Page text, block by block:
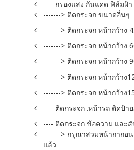
---- กรองแสง กันแดด ฟิล์มฝ้า
-------> ติดกระจก ขนาดอื่นๆ
-------> ติดกระจก หน้ากว้าง
-------> ติดกระจก หน้ากว้าง
-------> ติดกระจก หน้ากว้าง
-------> ติดกระจก หน้ากว้าง
-------> ติดกระจก หน้ากว้าง
---- ติดกระจก .หน้ารถ ติดป้า
---- ติดกระจก ข้อความ และ
-------> กรุณาสวมหน้ากากอ
แล้ว